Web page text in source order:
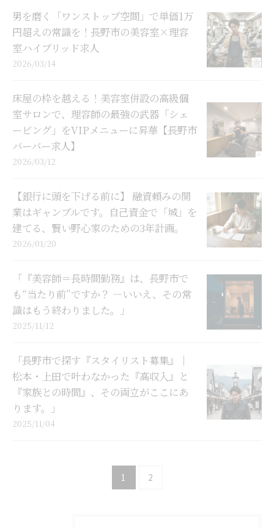
男を磨く「ワンストップ空間」で単価1万
円超えの常識を！長野市の美容室×理容
室ハイブリッド求人
2026/03/14
床屋の枠を越える！美容室併設の高級個
室サロンで、理容師の最強の武器「シェ
ービング」をVIPメニューに昇華【長野市
バーバー求人】
2026/03/12
【銀行に頭を下げる前に】 融資頼みの開
業はギャンブルです。自己資金で「城」を
建てる、賢い野心家のための3年計画。
2026/01/20
「『美容師＝長時間勤務』は、長野市で
も“当たり前”ですか？ ―いいえ、その常
識はもう終わりました。」
2025/11/12
「長野市で探す『スタイリスト募集』｜
松本・上田で叶わなかった『高収入』と
『家族との時間』、その両立がここにあ
ります。」
2025/11/04
1 2